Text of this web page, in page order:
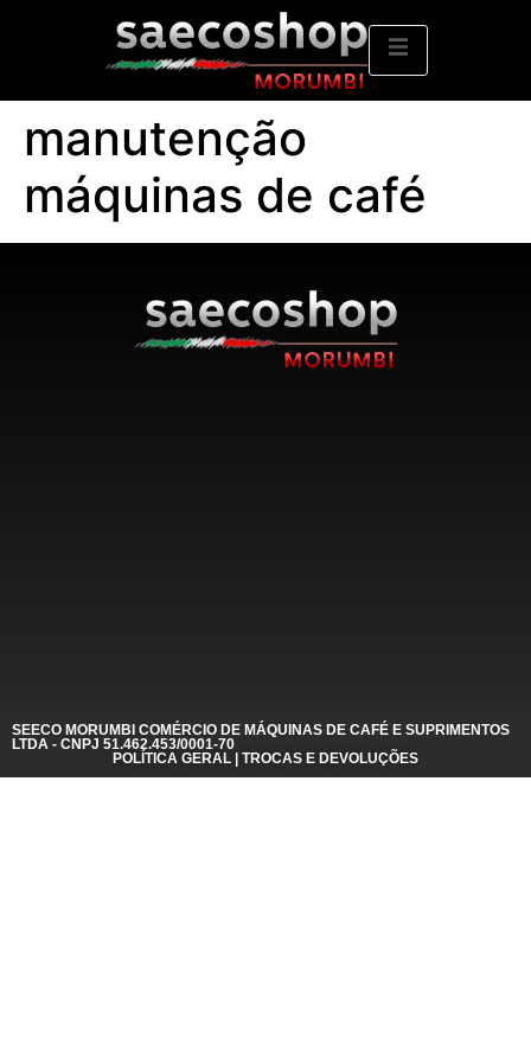
manutenção
máquinas de café
SEECO MORUMBI COMÉRCIO DE MÁQUINAS DE CAFÉ E SUPRIMENTOS
LTDA - CNPJ 51.462.453/0001-70
POLÍTICA GERAL | TROCAS E DEVOLUÇÕES